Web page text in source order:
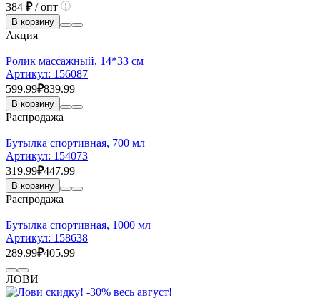
384 ₽/ опт
В корзину
Акция
Ролик массажный, 14*33 см
Артикул: 156087
599.99₽839.99
В корзину
Распродажа
Бутылка спортивная, 700 мл
Артикул: 154073
319.99₽447.99
В корзину
Распродажа
Бутылка спортивная, 1000 мл
Артикул: 158638
289.99₽405.99
ЛОВИ